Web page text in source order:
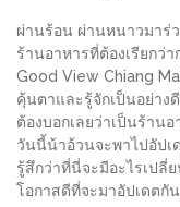
เชียงใหม่
PANDA
TIME
:
ทำไม
ผ่านร้อน ผ่านหนาวมาร่
ร้านอาหารที่ต้องเรียกว่
Good View Chiang
คุ้นตาและรู้จักเป็นอย่าง
ต้องบอกเลยว่าเป็นร้าน
วันนี้น้าอ้วนจะพาไปอัป
รู้สึกว่าที่นี่จะมีอะไรเปลี่
โอกาสดีที่จะมาอัปเดตกั